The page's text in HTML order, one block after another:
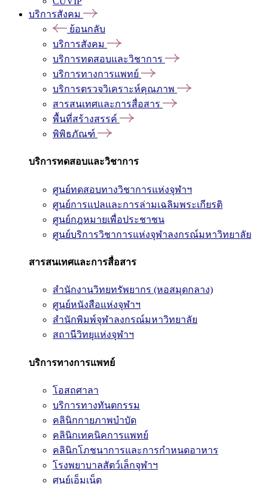
บริการสังคม
ย้อนกลับ
บริการสังคม
บริการทดสอบและวิชาการ
บริการทางการแพทย์
บริการตรวจวิเคราะห์คุณภาพ
สารสนเทศและการสื่อสาร
พื้นที่สร้างสรรค์
พิพิธภัณฑ์
บริการทดสอบและวิชาการ
ศูนย์ทดสอบทางวิชาการแห่งจุฬาฯ
ศูนย์การแปลและการล่ามเฉลิมพระเกียรติ
ศูนย์กฎหมายเพื่อประชาชน
ศูนย์บริการวิชาการแห่งจุฬาลงกรณ์มหาวิทยาลัย
สารสนเทศและการสื่อสาร
สำนักงานวิทยทรัพยากร (หอสมุดกลาง)
ศูนย์หนังสือแห่งจุฬาฯ
สำนักพิมพ์จุฬาลงกรณ์มหาวิทยาลัย
สถานีวิทยุแห่งจุฬาฯ
บริการทางการแพทย์
โอสถศาลา
บริการทางทันตกรรม
คลินิกกายภาพบำบัด
คลินิกเทคนิคการแพทย์
คลินิกโภชนาการและการกำหนดอาหาร
โรงพยาบาลสัตว์เล็กจุฬาฯ
ศูนย์เอ็มเน็ต